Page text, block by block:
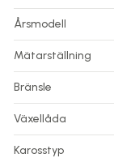
Årsmodell
Mätarställning
Bränsle
Växellåda
Karosstyp